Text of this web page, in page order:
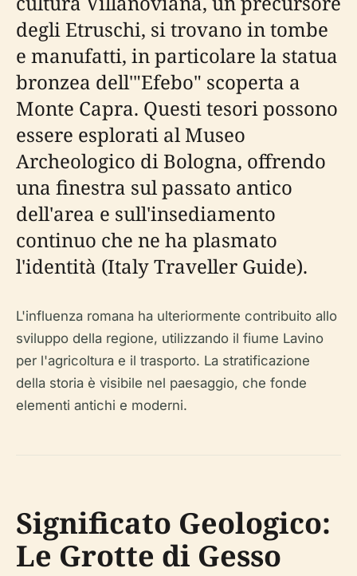
degli Etruschi, si trovano in tombe
e manufatti, in particolare la statua
bronzea dell'"Efebo" scoperta a
Monte Capra. Questi tesori possono
essere esplorati al Museo
Archeologico di Bologna, offrendo
una finestra sul passato antico
dell'area e sull'insediamento
continuo che ne ha plasmato
l'identità (Italy Traveller Guide).
L'influenza romana ha ulteriormente contribuito allo
sviluppo della regione, utilizzando il fiume Lavino
per l'agricoltura e il trasporto. La stratificazione
della storia è visibile nel paesaggio, che fonde
elementi antichi e moderni.
Significato Geologico:
Le Grotte di Gesso